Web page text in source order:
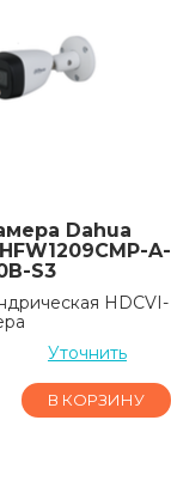
Dahua
A-
S3
HDCVI-
Уточнить
В КОРЗИНУ